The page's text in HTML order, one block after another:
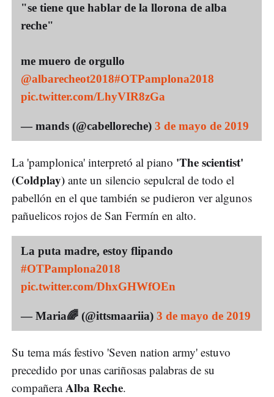
"se tiene que hablar de la llorona de alba
reche"
me muero de orgullo
@albarecheot2018#OTPamplona2018
pic.twitter.com/LhyVIR8zGa
— mands (@cabelloreche) 3 de mayo de 2019
La 'pamplonica' interpretó al piano 'The scientist'
(Coldplay) ante un silencio sepulcral de todo el
pabellón en el que también se pudieron ver algunos
pañuelicos rojos de San Fermín en alto.
La puta madre, estoy flipando
#OTPamplona2018
pic.twitter.com/DhxGHWfOEn
— Maria🌈 (@ittsmaariia) 3 de mayo de 2019
Su tema más festivo 'Seven nation army' estuvo
precedido por unas cariñosas palabras de su
compañeraAlba Reche.